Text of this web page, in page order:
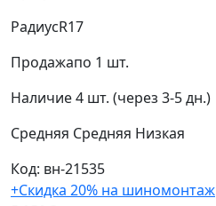
РадиусR17
Продажапо 1 шт.
Наличие4 шт. (через 3-5 дн.)
Средняя Средняя Низкая
Код: вн-21535
+Скидка 20% на шиномонтаж